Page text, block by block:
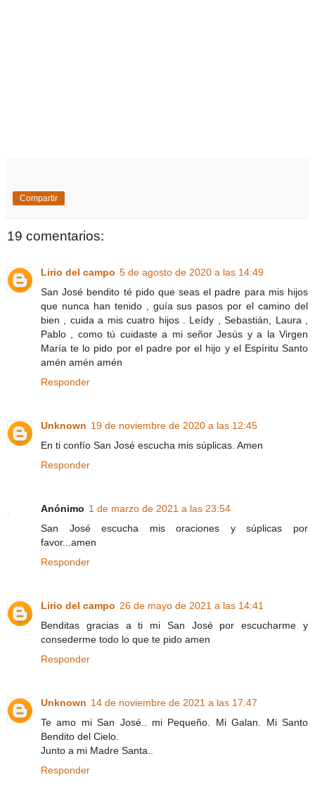
Compartir
19 comentarios:
Lirio del campo 5 de agosto de 2020 a las 14:49
San José bendito té pido que seas el padre para mis hijos
que nunca han tenido , guía sus pasos por el camino del
bien , cuida a mis cuatro hijos . Leídy , Sebastián, Laura ,
Pablo , como tú cuidaste a mi señor Jesús y a la Virgen
María te lo pido por el padre por el hijo y el Espíritu Santo
amén amén amén
Responder
Unknown 19 de noviembre de 2020 a las 12:45
En ti confío San José escucha mis súplicas. Amen
Responder
Anónimo 1 de marzo de 2021 a las 23:54
San José escucha mis oraciones y súplicas por
favor...amen
Responder
Lirio del campo 26 de mayo de 2021 a las 14:41
Benditas gracias a ti mi San José por escucharme y
consederme todo lo que te pido amen
Responder
Unknown 14 de noviembre de 2021 a las 17:47
Te amo mi San José.. mi Pequeño. Mi Galan. Mi Santo
Bendito del Cielo.
Junto a mi Madre Santa..
Responder